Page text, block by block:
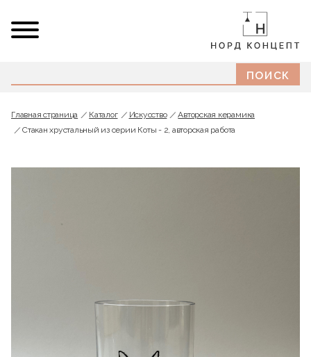
Главная страница Каталог Искусство
Авторская керамика
Стакан хрустальный из серии Коты - 2, авторская работа